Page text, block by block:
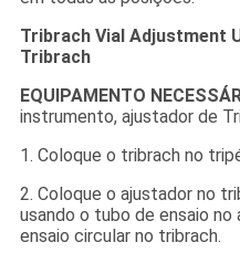
Tribrach Vial Adjustment
Tribrach
EQUIPAMENTO
instrumento, ajustador de
1. Coloque o tribrach no
2. Coloque o ajustador no
usando o tubo de ensaio
ensaio circular no tribrach.